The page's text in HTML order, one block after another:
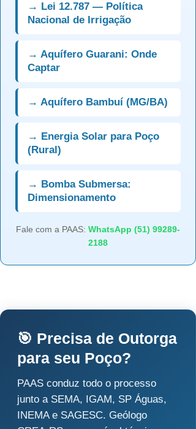
→ Lei 12.787 — Política
Nacional de Irrigação
→ Aquífero Guarani: Onde
Captar
→ Aquífero Bambuí (MG/BA)
→ Energia Solar para Poço
(Rural)
→ Bomba Submersa:
Dimensionamento
Fale com a PAAS: WhatsApp (51) 99289-
2188
🎯 Precisa de Outorga
para seu Poço?
PAAS conduz todo o processo
junto a SEMA, IGAM, SP Águas,
INEMA e SAGESC. Geólogo